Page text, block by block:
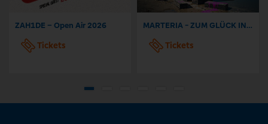
ZAH1DE – Open Air 2026
Tickets
MARTERIA - ZUM GLÜCK IN DIE ZUKUNFT TOUR 2026
Tickets